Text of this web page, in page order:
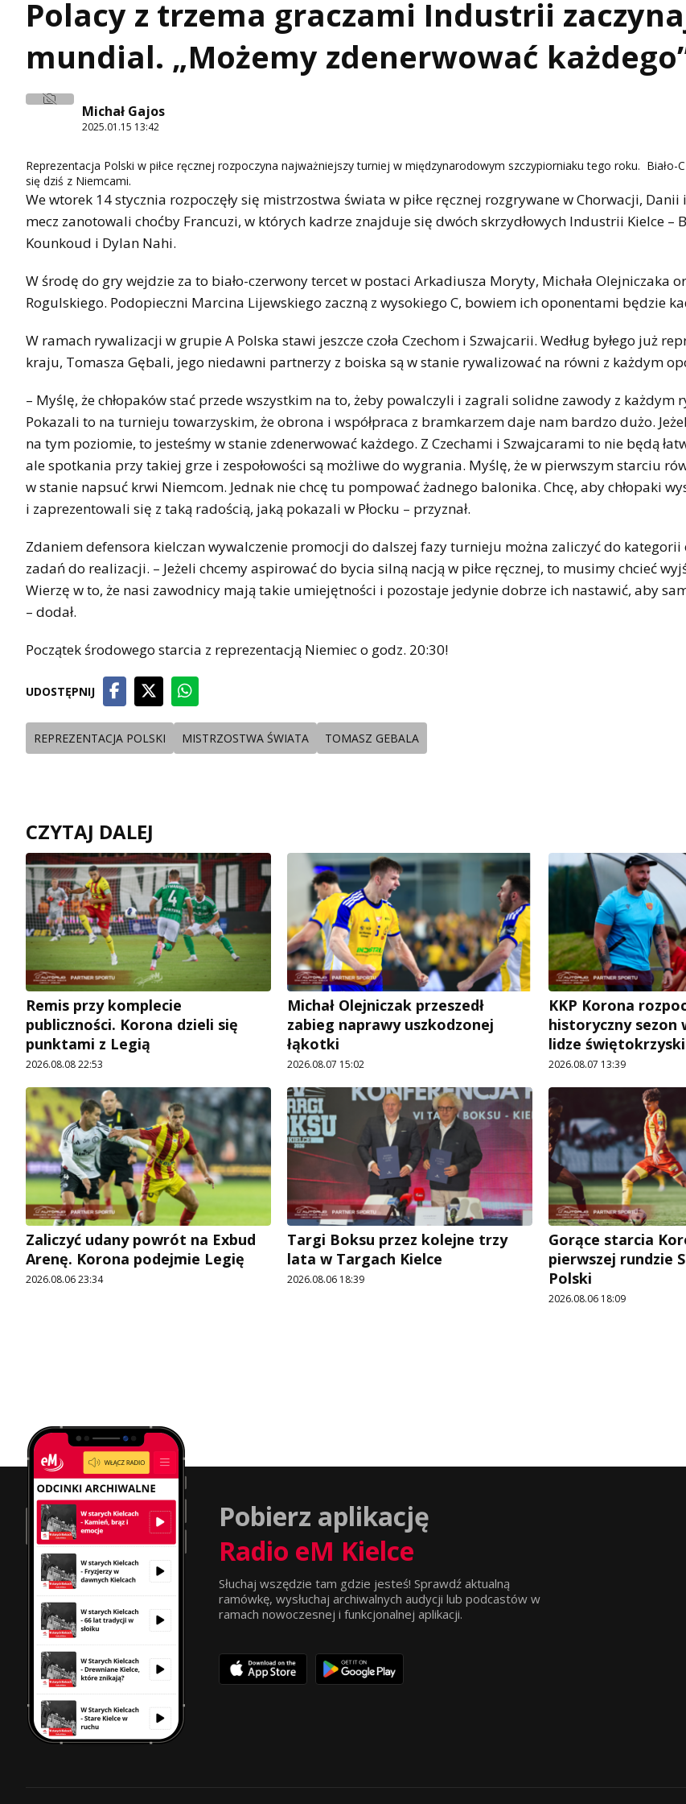
Polacy z trzema graczami Industrii
mundial. „Możemy zdenerwować
Michał Gajos
2025.01.15 13:42
Reprezentacja Polski w piłce ręcznej rozpoczyna najważniejszy turniej w międzynarodowym szczypiorniaku tego roku. Biało-
się dziś z Niemcami.
We wtorek 14 stycznia rozpoczęły się mistrzostwa świata w piłce ręcznej rozgrywane w Chorwacji, Danii
mecz zanotowali choćby Francuzi, w których kadrze znajduje się dwóch skrzydłowych Industrii Kielce –
Kounkoud i Dylan Nahi.
W środę do gry wejdzie za to biało-czerwony tercet w postaci Arkadiusza Moryty, Michała Olejniczaka
Rogulskiego. Podopieczni Marcina Lijewskiego zaczną z wysokiego C, bowiem ich oponentami będzie
W ramach rywalizacji w grupie A Polska stawi jeszcze czoła Czechom i Szwajcarii. Według byłego już
kraju, Tomasza Gębali, jego niedawni partnerzy z boiska są w stanie rywalizować na równi z każdym
– Myślę, że chłopaków stać przede wszystkim na to, żeby powalczyli i zagrali solidne zawody z każdym
Pokazali to na turnieju towarzyskim, że obrona i współpraca z bramkarzem daje nam bardzo dużo.
na tym poziomie, to jesteśmy w stanie zdenerwować każdego. Z Czechami i Szwajcarami to nie będą
ale spotkania przy takiej grze i zespołowości są możliwe do wygrania. Myślę, że w pierwszym starciu
w stanie napsuć krwi Niemcom. Jednak nie chcę tu pompować żadnego balonika. Chcę, aby chłopaki
i zaprezentowali się z taką radością, jaką pokazali w Płocku – przyznał.
Zdaniem defensora kielczan wywalczenie promocji do dalszej fazy turnieju można zaliczyć do
zadań do realizacji. – Jeżeli chcemy aspirować do bycia silną nacją w piłce ręcznej, to musimy chcieć
Wierzę w to, że nasi zawodnicy mają takie umiejętności i pozostaje jedynie dobrze ich nastawić, aby
– dodał.
Początek środowego starcia z reprezentacją Niemiec o godz. 20:30!
UDOSTĘPNIJ
REPREZENTACJA POLSKI MISTRZOSTWA ŚWIATA TOMASZ GEBALA
CZYTAJ DALEJ
Remis przy komplecie
publiczności. Korona dzieli się
punktami z Legią
2026.08.08 22:53
Michał Olejniczak przeszedł
zabieg naprawy uszkodzonej
łąkotki
2026.08.07 15:02
KKP Korona
historyczny sezon
lidze
2026.08.07 13:39
Zaliczyć udany powrót na Exbud
Arenę. Korona podejmie Legię
2026.08.06 23:34
Targi Boksu przez kolejne trzy
lata w Targach Kielce
2026.08.06 18:39
Gorące starcia
pierwszej rundzie
Polski
2026.08.06 18:09
Pobierz aplikację
Radio eM Kielce
Słuchaj wszędzie tam gdzie jesteś! Sprawdź aktualną
ramówkę, wysłuchaj archiwalnych audycji lub podcastów w
ramach nowoczesnej i funkcjonalnej aplikacji.